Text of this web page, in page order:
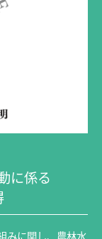
に係る
みに関し、農林水